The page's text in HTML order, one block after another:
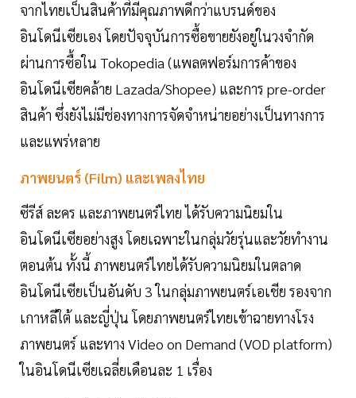
จากไทยเป็นสินค้าที่มีคุณภาพดีกว่าแบรนด์ของ
อินโดนีเซียเอง โดยปัจจุบันการซื้อขายยังอยู่ในวงจำกัด
ผ่านการซื้อใน Tokopedia (แพลตฟอร์มการค้าของ
อินโดนีเซียคล้าย Lazada/Shopee) และการ pre-order
สินค้า ซึ่งยังไม่มีช่องทางการจัดจำหน่ายอย่างเป็นทางการ
และแพร่หลาย
ภาพยนตร์ (Film) และเพลงไทย
ซีรีส์ ละคร และภาพยนตร์ไทย ได้รับความนิยมใน
อินโดนีเซียอย่างสูง โดยเฉพาะในกลุ่มวัยรุ่นและวัยทำงาน
ตอนต้น ทั้งนี้ ภาพยนตร์ไทยได้รับความนิยมในตลาด
อินโดนีเซียเป็นอันดับ 3 ในกลุ่มภาพยนตร์เอเชีย รองจาก
เกาหลีใต้ และญี่ปุ่น โดยภาพยนตร์ไทยเข้าฉายทางโรง
ภาพยนตร์ และทาง Video on Demand (VOD platform)
ในอินโดนีเซียเฉลี่ยเดือนละ 1 เรื่อง